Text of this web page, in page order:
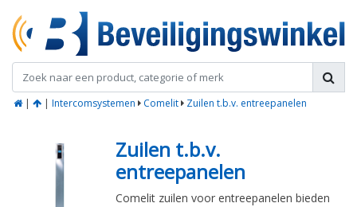
| | Intercomsystemen Comelit Zuilen t.b.v. entreepanelen
Zuilen t.b.v.
entreepanelen
Comelit zuilen voor entreepanelen bieden